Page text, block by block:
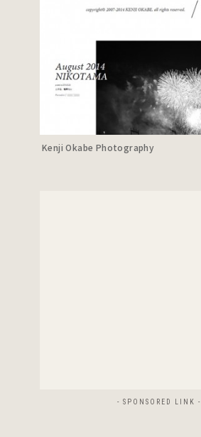
Kenji Okabe Photography
- SPONSORED LINK -